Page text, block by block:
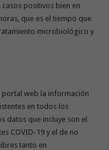
positivos bien en
que es el tiempo que
microbiológico y
portal web la información
en todos los
datos que incluye son el
COVID-19 y el de no
tanto en